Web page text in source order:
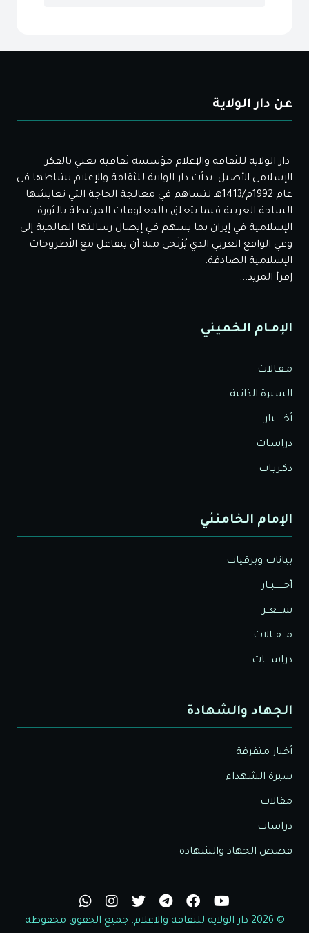
عن دار الولاية
دار الولاية للثقافة والإعلام مؤسسة ثقافية تعني بالفكر
الإسلامي الأصيل. بدأت دار الولاية للثقافة والإعلام نشاطها في
عام 1992م/1413هـ لتساهم في معالجة الحاجة التي تعايشها
الساحة العربية فيما يتعلق بالمعلومات المرتبطة بالثورة
الإسلامية في إيران بما يسهم في إيصال رسالتها العالمية إلى
وعي الواقع العربي الذي يُرْتَجى منه أن يتفاعل مع الأطروحات
الإسلامية الصادقة.
إقرأ المزيد...
الإمـام الخميني
مـقـالات
السيرة الذاتية
أخــــــبار
دراسـات
ذكـريـات
الإمام الخامنئي
بيانات وبرقيات
أخــــــبــار
شــــعــر
مـــقــالات
دراســــات
الجهاد والشهادة
أخبار متفرقة
سيرة الشهداء
مقالات
دراسات
قصص الجهاد والشهادة
© 2026 دار الولاية للثقافة والاعلام. جميع الحقوق محفوظة